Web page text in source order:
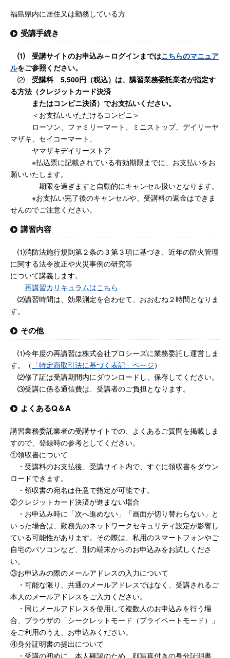
福島県内に居住又は勤務している方
受講手続き
⑴ 受講サイトのお申込み～ログインまではこちらのマニュア
ルをご参照ください。
⑵ 受講料 5,500円（税込）は、講習業務委託業者が指定す
る方法（クレジットカード決済
またはコンビニ決済）でお支払いください。
＜お支払いいただけるコンビニ＞
ローソン、ファミリーマート、ミニストップ、デイリーヤ
マザキ、セイコーマート、
ヤマザキデイリーストア
※払込票に記載されている有効期限までに、お支払いをお
願いいたします。
期限を過ぎますと自動的にキャンセル扱いとなります。
※お支払い完了後のキャンセルや、受講料の返金はできま
せんのでご注意ください。
講習内容
⑴消防法施行規則第２条の３第３項に基づき、近年の防火管理
に関する法令改正や火災事例の研究等
について講義します。
再講習カリキュラムはこちら
⑵講習時間は、効果測定を合わせて、おおむね２時間となりま
す。
その他
⑴今年度の再講習は株式会社プロシーズに業務委託し運営しま
す。（ 「特定商取引法に基づく表記」ページ）
⑵修了証は受講期間内にダウンロードし、保存してください。
⑶受講に係る通信費は、受講者のご負担となります。
よくあるQ＆A
講習業務委託業者の受講サイトでの、よくあるご質問を掲載しま
すので、登録時の参考としてください。
①領収書について
・受講料のお支払後、受講サイト内で、すぐに領収書をダウン
ロードできます。
・領収書の宛名は任意で指定が可能です。
②クレジットカード決済が進まない場合
・お申込み時に「次へ進めない」「画面が切り替わらない」と
いった場合は、勤務先のネットワークセキュリティ設定が影響し
ている可能性があります。その際は、私用のスマートフォンやご
自宅のパソコンなど、別の端末からのお申込みをお試しくださ
い。
③お申込みの際のメールアドレスの入力について
・可能な限り、共通のメールアドレスではなく、受講されるご
本人のメールアドレスをご入力ください。
・同じメールアドレスを使用して複数人のお申込みを行う場
合、ブラウザの「シークレットモード（プライベートモード）」
をご利用のうえ、お申込みください。
④身分証明書の提出について
・受講の初めに、本人確認のため、顔写真付きの身分証明書